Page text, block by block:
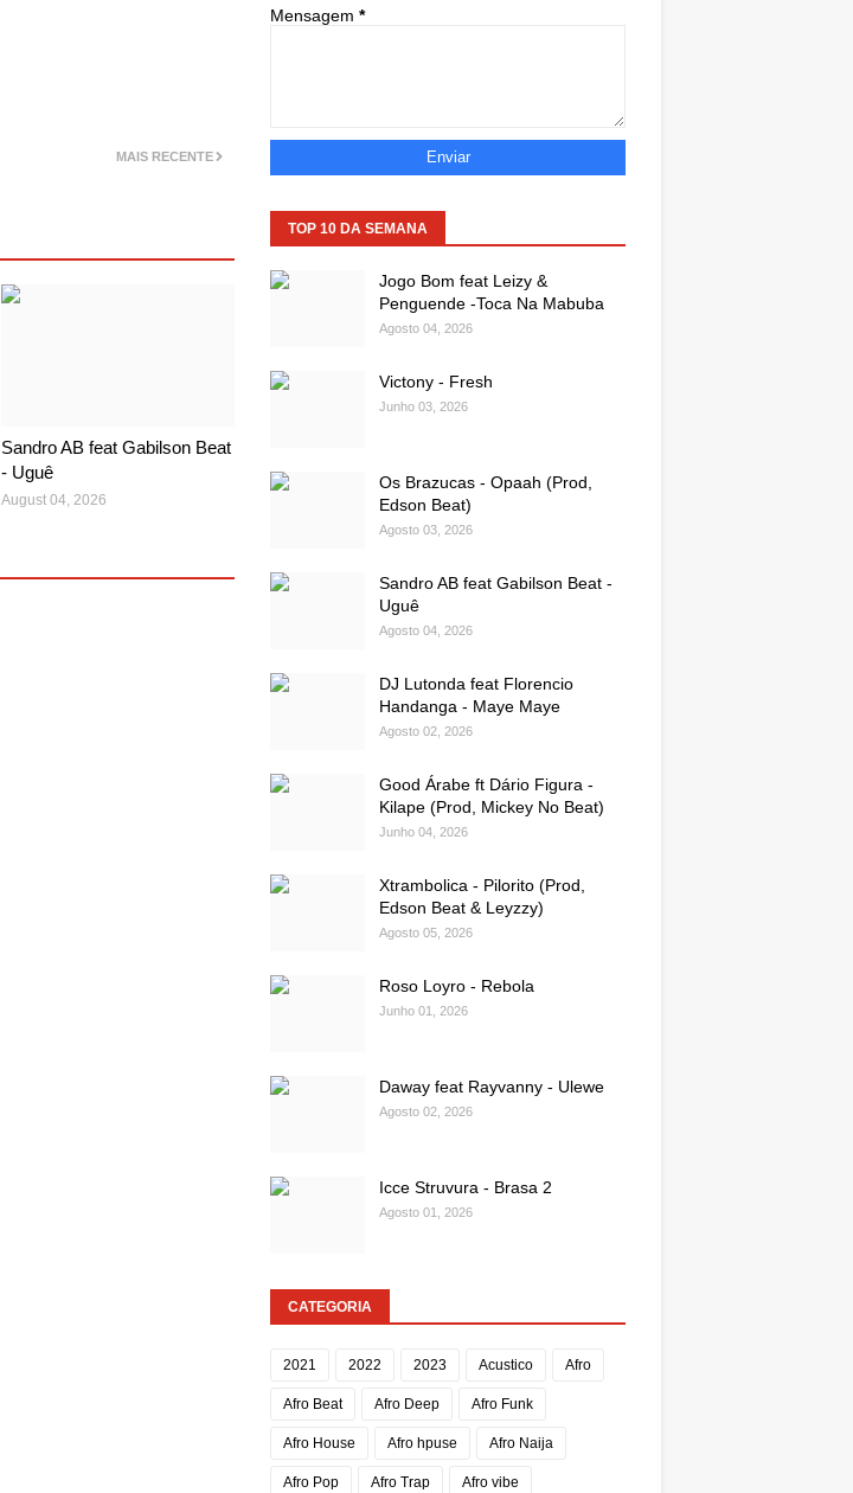
MAIS RECENTE
Sandro AB feat Gabilson Beat
- Uguê
August 04, 2026
Mensagem *
TOP 10 DA SEMANA
Jogo Bom feat Leizy &
Penguende -Toca Na Mabuba
Agosto 04, 2026
Victony - Fresh
Junho 03, 2026
Os Brazucas - Opaah (Prod,
Edson Beat)
Agosto 03, 2026
Sandro AB feat Gabilson Beat -
Uguê
Agosto 04, 2026
DJ Lutonda feat Florencio
Handanga - Maye Maye
Agosto 02, 2026
Good Árabe ft Dário Figura -
Kilape (Prod, Mickey No Beat)
Junho 04, 2026
Xtrambolica - Pilorito (Prod,
Edson Beat & Leyzzy)
Agosto 05, 2026
Roso Loyro - Rebola
Junho 01, 2026
Daway feat Rayvanny - Ulewe
Agosto 02, 2026
Icce Struvura - Brasa 2
Agosto 01, 2026
CATEGORIA
2021 2022 2023 Acustico Afro
Afro Beat Afro Deep Afro Funk
Afro House Afro hpuse Afro Naija
Afro Pop Afro Trap Afro vibe